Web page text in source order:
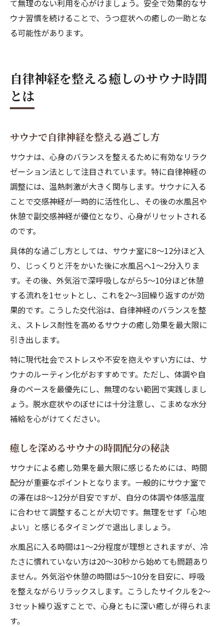
て無理のない利用を心がけましょう。安全で効果的なサ
ウナ習慣を続けることで、うつ症状への癒しの一助とな
る可能性があります。
自律神経を整える癒しのサウナ時間
とは
サウナで自律神経を整える過ごし方
サウナは、心身のバランスを整えるために有効なリラク
ゼーション法として注目されています。特に自律神経の
調整には、温熱刺激が大きく関与します。サウナに入る
ことで交感神経が一時的に活性化し、その後の水風呂や
休憩で副交感神経が優位となり、心身がリセットされる
のです。
具体的な過ごし方としては、サウナ室に8〜12分ほど入
り、じっくりと汗をかいた後に水風呂へ1〜2分入りま
す。その後、外気浴で深呼吸しながら5〜10分ほど休憩
する流れを1セットとし、これを2〜3回繰り返すのが効
果的です。こうした交代浴は、自律神経のバランスを整
え、ストレス耐性を高めるサウナの癒し効果を最大限に
引き出します。
特に現代社会でストレスや不安を抱えやすい方には、サ
ウナのルーティン化がおすすめです。ただし、体調や自
身のペースを最優先にし、無理のない範囲で実践しまし
ょう。脱水症状やのぼせには十分注意し、こまめな水分
補給を心がけてください。
癒しを深めるサウナの時間配分の秘訣
サウナによる癒し効果を最大限に感じるためには、時間
配分が重要なポイントとなります。一般的にサウナ室で
の滞在は8〜12分が目安ですが、自分の体調や体感温度
に合わせて調整することが大切です。無理をせず「心地
よい」と感じるタイミングで退出しましょう。
水風呂に入る時間は1〜2分程度が理想とされますが、冷
たさに慣れていない方は20〜30秒から始めても問題あり
ません。外気浴や休憩の時間は5〜10分を目安に、呼吸
を整えながらリラックスします。こうしたサイクルを2〜
3セット繰り返すことで、心身ともに深い癒しが得られま
す。